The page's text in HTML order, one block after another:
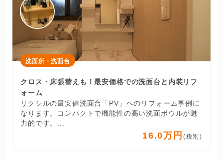
洗面所・洗面台
クロス・床張替えも！最安価格での洗面台と内装リフ
ォーム
リクシルの最安値洗面台「PV」へのリフォーム事例に
なります。コンパクトで機能性の高い洗面ボウルが魅
力的です。...
16.0万円 (税別)